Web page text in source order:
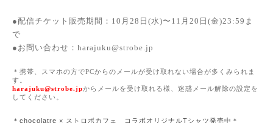
●配信チケット販売期間：10月28日(水)〜11月20日(金)23:59ま
で
●お問い合わせ： harajuku@strobe.jp
＊携帯、スマホの方でPCからのメールが受け取れない場合が多くみられま
す。
harajuku@strobe.jpからメールを受け取れる様、迷惑メール解除の設定を
してください。
＊chocolatre × ストロボカフェ コラボオリジナルTシャツ発売中＊